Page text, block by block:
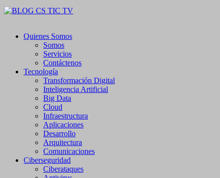
Quienes Somos
Somos
Servicios
Contáctenos
Tecnología
Transformación Digital
Inteligencia Artificial
Big Data
Cloud
Infraestructura
Aplicaciones
Desarrollo
Arquitectura
Comunicaciones
Ciberseguridad
Ciberataques